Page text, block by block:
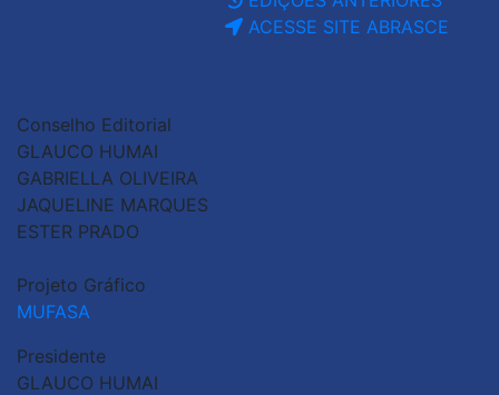
ACESSE SITE ABRASCE
Conselho Editorial
GLAUCO HUMAI
GABRIELLA OLIVEIRA
JAQUELINE MARQUES
ESTER PRADO
Projeto Gráfico
MUFASA
Presidente
GLAUCO HUMAI